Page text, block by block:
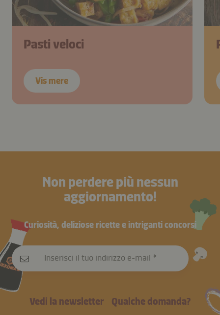
Pasti veloci
Vis mere
Non perdere più nessun
aggiornamento!
Curiosità, deliziose ricette e intriganti concorsi
Inserisci il tuo indirizzo e-mail
Vedi la newsletter Qualche domanda?